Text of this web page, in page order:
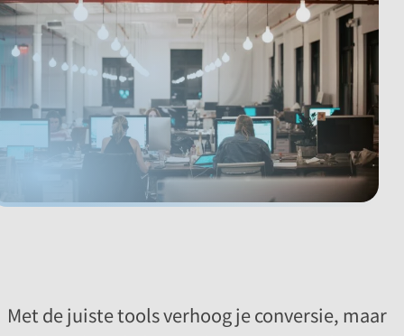
Met de juiste tools verhoog je conversie, maar